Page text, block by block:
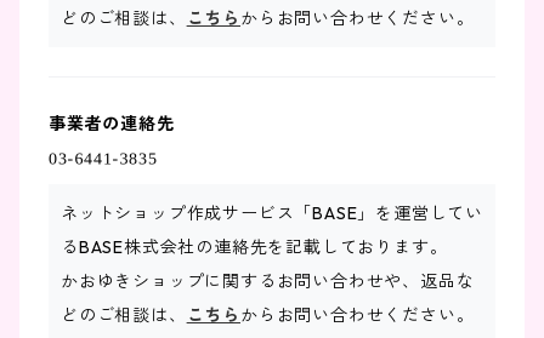
どのご相談は、
こちら からお問い合わせください。
事業者の連絡先
ネットショップ作成サービス「BASE」を運営してい
るBASE株式会社の連絡先を記載しております。
かおゆきショップに関するお問い合わせや、返品な
どのご相談は、
こちら からお問い合わせください。